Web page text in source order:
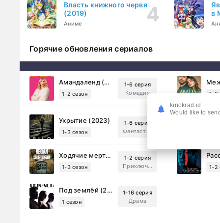
Власть книжного червя
(2019)
Аниме
в
Горячие обновления сериалов
Амандаленд (2025)
1-2 сезон
1-6 серия
Комедия
1-2
Укрытие (2023)
1-3 сезон
1-6 серия
Фантастика, Триллер, Драма
Ходячие мертвецы: Мертвый город (2023)
1-3 сезон
1-2 серия
Приключения, Ужасы, Триллер
1-2
Под землёй (2026)
1 сезон
1-16 серия
Драма
kinokrad.id
Would like to